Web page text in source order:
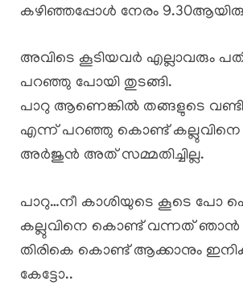
കഴിഞ്ഞപ്പോൾ നേരം
അവിടെ കൂടിയവർ എല്ലാവരും
പറഞ്ഞു പോയി തുടങ്ങി.
പാറു ആണെങ്കിൽ തങ്ങളുടെ
എന്ന് പറഞ്ഞു കൊണ്ട് കല്ലുവിനെ
അർജുൻ അത് സമ്മതിച്ചില്ല.
പാറു…നീ കാശിയുടെ കൂടെ പോ
കല്ലുവിനെ കൊണ്ട് വന്നത്
തിരികെ കൊണ്ട് ആക്കാനും
കേട്ടോ..